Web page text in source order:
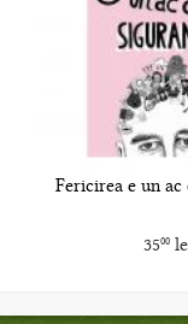
Fericirea e un ac
3500